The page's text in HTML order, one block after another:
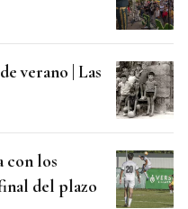
verano | Las
con los
del plazo